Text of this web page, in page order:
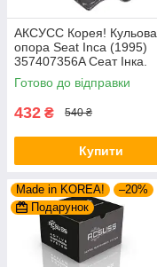
AКСУСС Корея! Кульова
опора Seat Inca (1995)
357407356A Сеат Інка.
Aксусс Корея - Оригинал!
Готово до відправки
432 ₴ 540 ₴
Купити
Made in KOREA!
–20%
Подарунок